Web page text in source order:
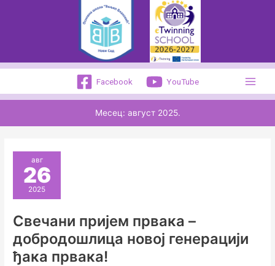
Facebook YouTube
Месец: август 2025.
авг
26
2025
Свечани пријем првака –
добродошлица новој генерацији
ђака првака!